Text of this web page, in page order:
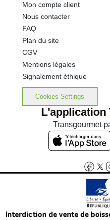
Mon compte client
Nous contacter
FAQ
Plan du site
CGV
Mentions légales
Signalement éthique
Cookies Settings
L'application
Transgourmet
Interdiction de vente de